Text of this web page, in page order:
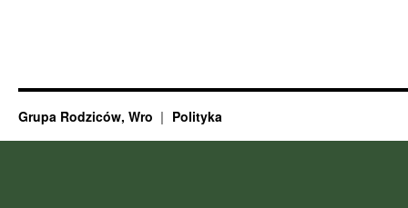
Grupa Rodziców, Wro Polityka